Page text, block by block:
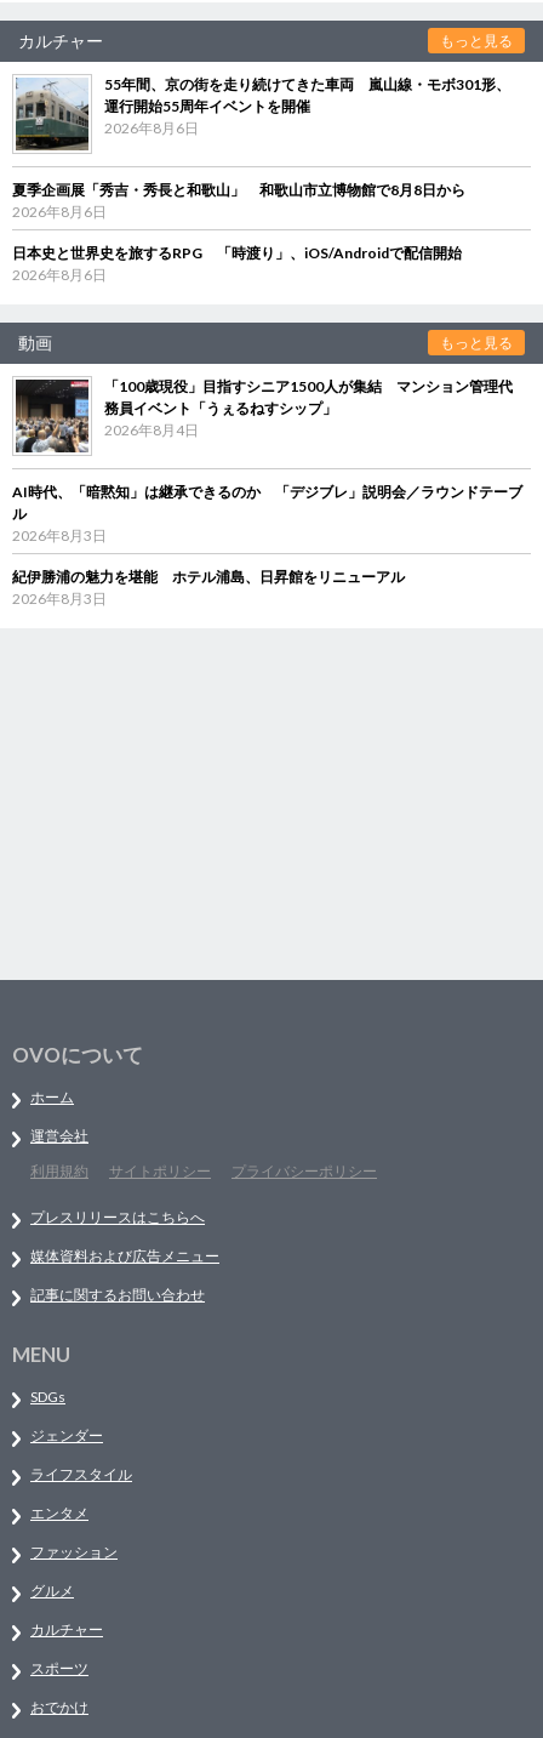
カルチャー もっと見る
55年間、京の街を走り続けてきた車両 嵐山線・モボ301形、
運行開始55周年イベントを開催
2026年8月6日
夏季企画展「秀吉・秀長と和歌山」 和歌山市立博物館で8月8日から
2026年8月6日
日本史と世界史を旅するRPG 「時渡り」、iOS/Androidで配信開始
2026年8月6日
動画 もっと見る
「100歳現役」目指すシニア1500人が集結 マンション管理代
務員イベント「うぇるねすシップ」
2026年8月4日
AI時代、「暗黙知」は継承できるのか 「デジブレ」説明会／ラウンドテーブ
ル
2026年8月3日
紀伊勝浦の魅力を堪能 ホテル浦島、日昇館をリニューアル
2026年8月3日
OVOについて
ホーム
運営会社
利用規約
サイトポリシー プライバシーポリシー
プレスリリースはこちらへ
媒体資料および広告メニュー
記事に関するお問い合わせ
MENU
SDGs
ジェンダー
ライフスタイル
エンタメ
ファッション
グルメ
カルチャー
スポーツ
おでかけ